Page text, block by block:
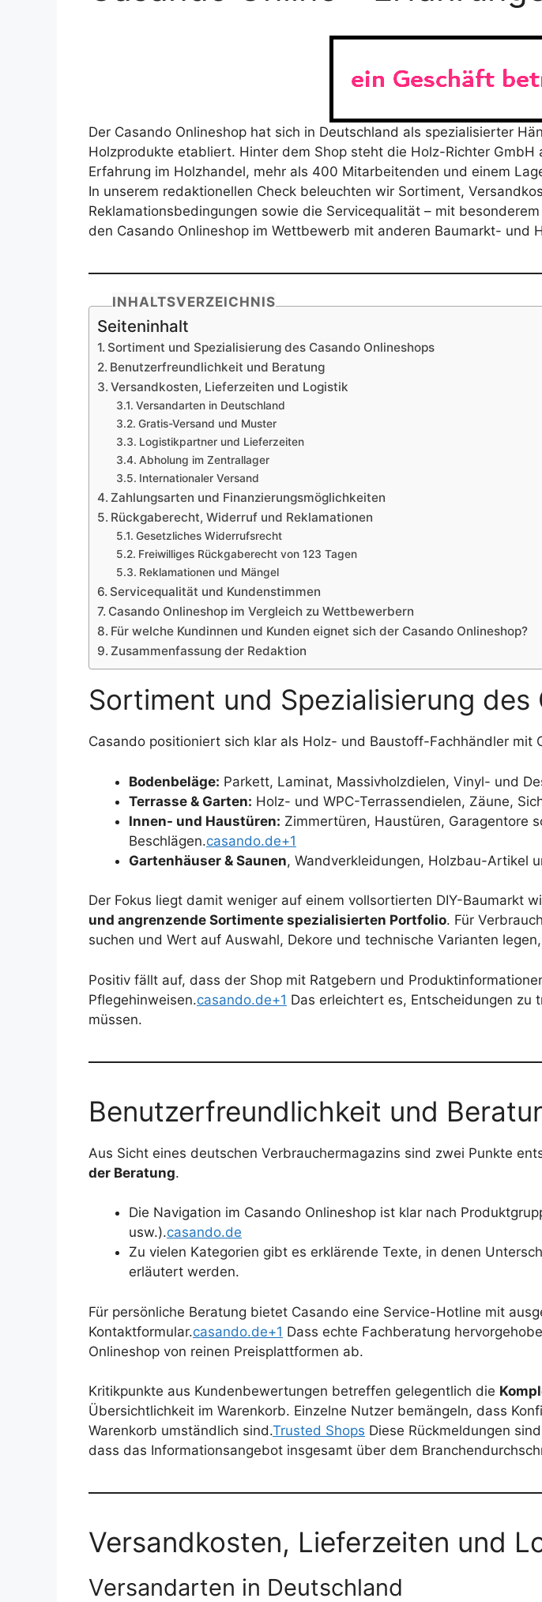
Der Casando Onlineshop hat sich in Deutschland als spezialisierter
Holzprodukte etabliert. Hinter dem Shop steht die Holz-Richter
Erfahrung im Holzhandel, mehr als 400 Mitarbeitenden und einem
In unserem redaktionellen Check beleuchten wir Sortiment,
Reklamationsbedingungen sowie die Servicequalität – mit
den Casando Onlineshop im Wettbewerb mit anderen Baumarkt- und
INHALTSVERZEICHNIS
Seiteninhalt
Sortiment und Spezialisierung des Casando Onlineshops
Benutzerfreundlichkeit und Beratung
Versandkosten, Lieferzeiten und Logistik
Versandarten in Deutschland
Gratis-Versand und Muster
Logistikpartner und Lieferzeiten
Abholung im Zentrallager
Internationaler Versand
Zahlungsarten und Finanzierungsmöglichkeiten
Rückgaberecht, Widerruf und Reklamationen
Gesetzliches Widerrufsrecht
Freiwilliges Rückgaberecht von 123 Tagen
Reklamationen und Mängel
Servicequalität und Kundenstimmen
Casando Onlineshop im Vergleich zu Wettbewerbern
Für welche Kundinnen und Kunden eignet sich der Casando Onlineshop?
Zusammenfassung der Redaktion
Sortiment und Spezialisierung des
Casando positioniert sich klar als Holz- und Baustoff-Fachhändler
Bodenbeläge: Parkett, Laminat, Massivholzdielen, Vinyl- und
Terrasse & Garten: Holz- und WPC-Terrassendielen, Zäune,
Innen- und Haustüren: Zimmertüren, Haustüren, Garagentore
Beschlägen.casando.de+1
Gartenhäuser & Saunen, Wandverkleidungen, Holzbau-Artikel
Der Fokus liegt damit weniger auf einem vollsortierten DIY-Baumarkt
und angrenzende Sortimente spezialisierten Portfolio. Für
suchen und Wert auf Auswahl, Dekore und technische Varianten
Positiv fällt auf, dass der Shop mit Ratgebern und
Pflegehinweisen.casando.de+1 Das erleichtert es, Entscheidungen zu
müssen.
Benutzerfreundlichkeit und
Aus Sicht eines deutschen Verbrauchermagazins sind zwei Punkte
der Beratung.
Die Navigation im Casando Onlineshop ist klar nach
usw.).casando.de
Zu vielen Kategorien gibt es erklärende Texte, in denen
erläutert werden.
Für persönliche Beratung bietet Casando eine Service-Hotline mit
Kontaktformular.casando.de+1 Dass echte Fachberatung
Onlineshop von reinen Preisplattformen ab.
Kritikpunkte aus Kundenbewertungen betreffen gelegentlich die
Übersichtlichkeit im Warenkorb. Einzelne Nutzer bemängeln, dass
Warenkorb umständlich sind.Trusted Shops Diese Rückmeldungen
dass das Informationsangebot insgesamt über dem
Versandkosten, Lieferzeiten und
Versandarten in Deutschland